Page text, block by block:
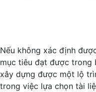
Nếu không xác định
mục tiêu đạt được trong
xây dựng được một lộ
trong việc lựa chọn tài